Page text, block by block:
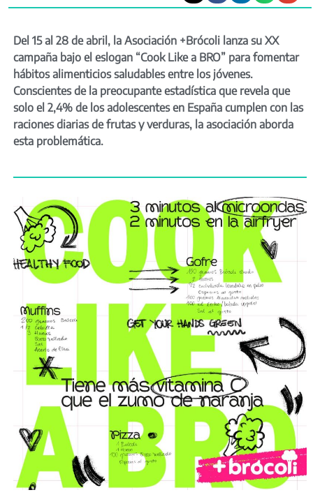
Del 15 al 28 de abril, la Asociación +Brócoli lanza su XX
campaña bajo el eslogan “Cook Like a BRO” para fomentar
hábitos alimenticios saludables entre los jóvenes.
Conscientes de la preocupante estadística que revela que
solo el 2,4% de los adolescentes en España cumplen con las
raciones diarias de frutas y verduras, la asociación aborda
esta problemática.